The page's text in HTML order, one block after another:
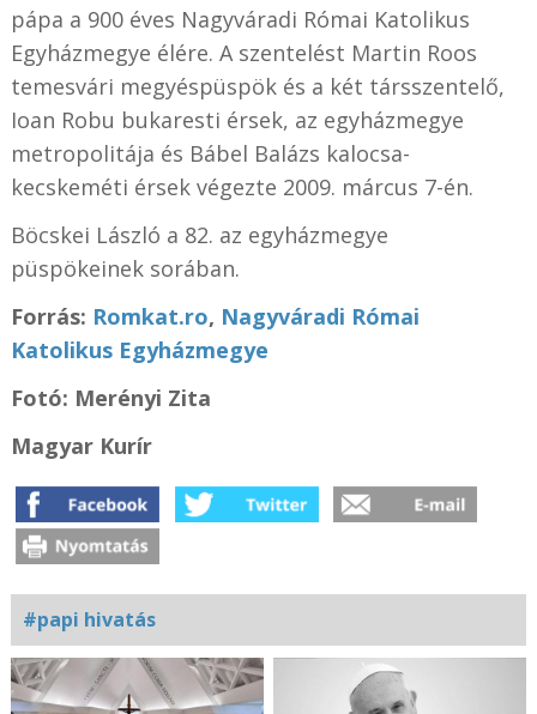
pápa a 900 éves Nagyváradi Római Katolikus
Egyházmegye élére. A szentelést Martin Roos
temesvári megyéspüspök és a két társszentelő,
Ioan Robu bukaresti érsek, az egyházmegye
metropolitája és Bábel Balázs kalocsa-
kecskeméti érsek végezte 2009. márcus 7-én.
Böcskei László a 82. az egyházmegye
püspökeinek sorában.
Forrás: Romkat.ro, Nagyváradi Római
Katolikus Egyházmegye
Fotó: Merényi Zita
Magyar Kurír
#papi hivatás
Kapcsolódó